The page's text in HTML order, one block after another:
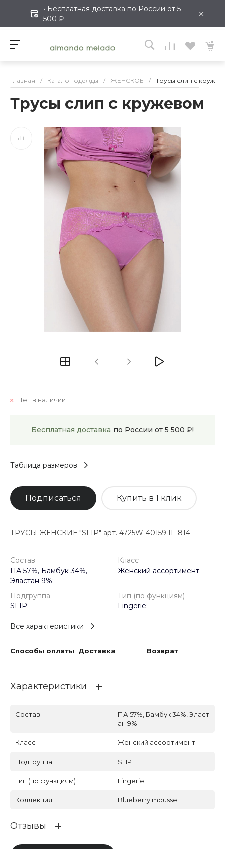
• Бесплатная доставка по России от 5
500 ₽
×
Главная / Каталог одежды / ЖЕНСКОЕ / Трусы слип с
Трусы слип с кружевом
Нет в наличии
Бесплатная доставка по России от 5 500 ₽!
Таблица размеров
Подписаться Купить в 1 клик
ТРУСЫ ЖЕНСКИЕ "SLIP" арт. 4725W-40159.1L-814
Состав
ПА 57%, Бамбук 34%,
Эластан 9%;
Класс
Женский ассортимент;
Подгруппа
SLIP;
Тип (по функциям)
Lingerie;
Все характеристики
Способы оплаты Доставка Возврат
Характеристики
Состав
ПА 57%, Бамбук 34%, Эласт
ан 9%
Класс Женский ассортимент
Подгруппа SLIP
Тип (по функциям) Lingerie
Коллекция Blueberry mousse
Отзывы